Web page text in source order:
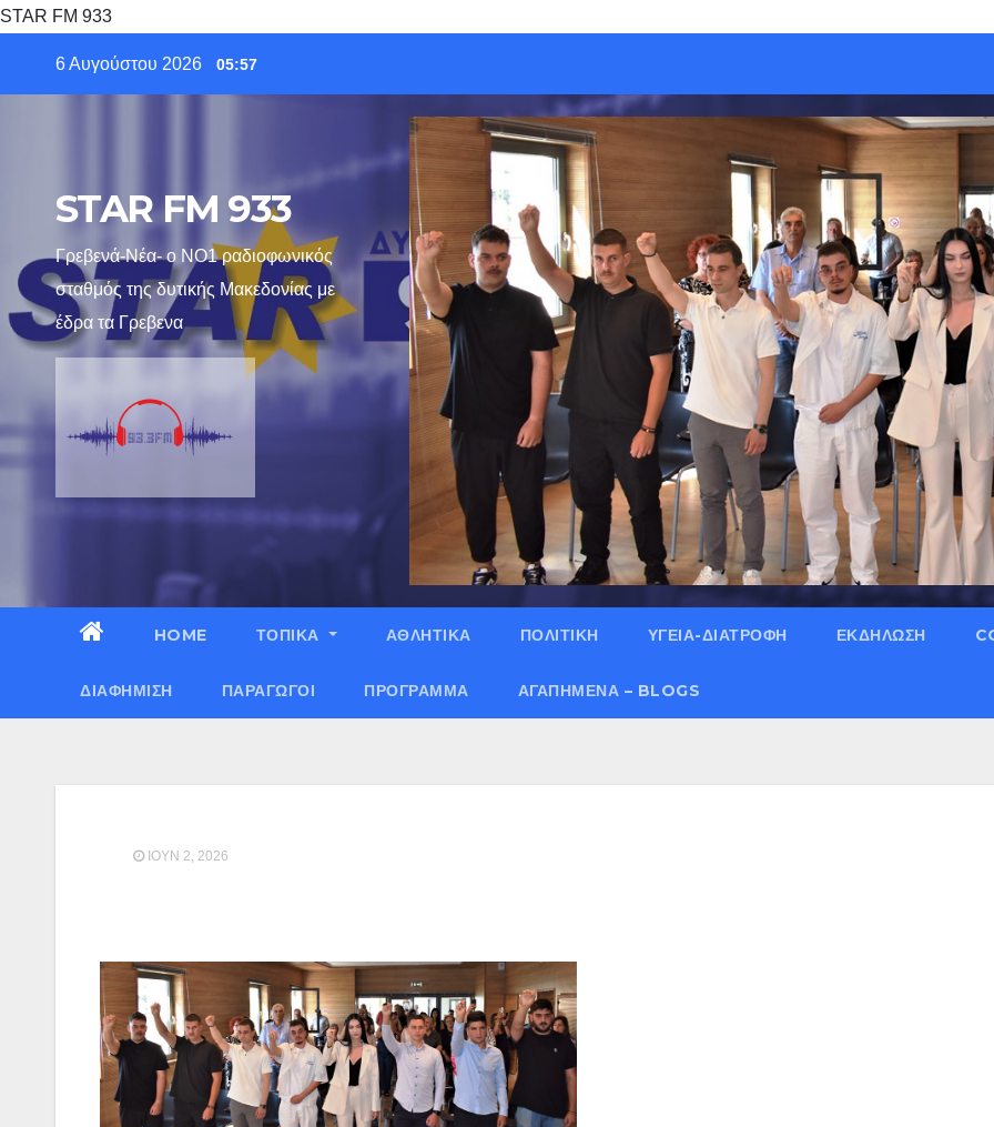
STAR FM 933
6 Αυγούστου 2026 05:57
STAR FM 933
Γρεβενά-Νέα- ο ΝΟ1 ραδιοφωνικός
σταθμός της δυτικής Μακεδονίας με
έδρα τα Γρεβενα
HOME ΤΟΠΙΚΑ ΑΘΛΗΤΙΚΑ ΠΟΛΙΤΙΚΗ ΥΓΕΙΑ-ΔΙΑΤΡΟΦΗ ΕΚΔΗΛΩΣΗ
ΔΙΑΦΉΜΙΣΗ ΠΑΡΑΓΩΓΟΊ ΠΡΌΓΡΑΜΜΑ ΑΓΑΠΗΜΈΝΑ – BLOGS
ΙΟΎΝ 2, 2026